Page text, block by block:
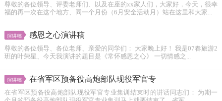
尊敬的各位领导、评委老师们、以及在座的xx家人们，大家好，今天，很幸
福的再一次在这个地方、同一个月份（6月安全活动月）站在这里和大家...
演讲稿 感恩之心演讲稿
尊敬的各位领导、各位老师、亲爱的同学们： 大家晚上好！ 我是07春旅游2
班的叶荣星、今天我演讲的题目是《常怀感恩之心》 一切情感之...
演讲稿 在省军区预备役高炮部队现役军官专
在省军区预备役高炮部队现役军官专业集训结束时的讲话同志们： 为期一